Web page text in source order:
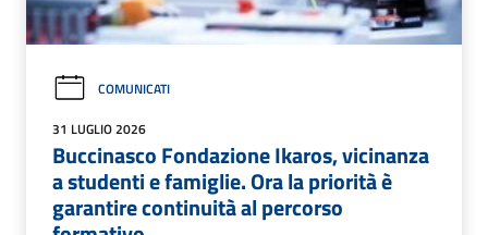
COMUNICATI
31 LUGLIO 2026
Buccinasco Fondazione Ikaros, vicinanza
a studenti e famiglie. Ora la priorità è
garantire continuità al percorso